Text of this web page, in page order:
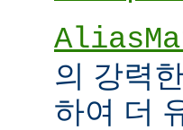
의 강력
하여 더